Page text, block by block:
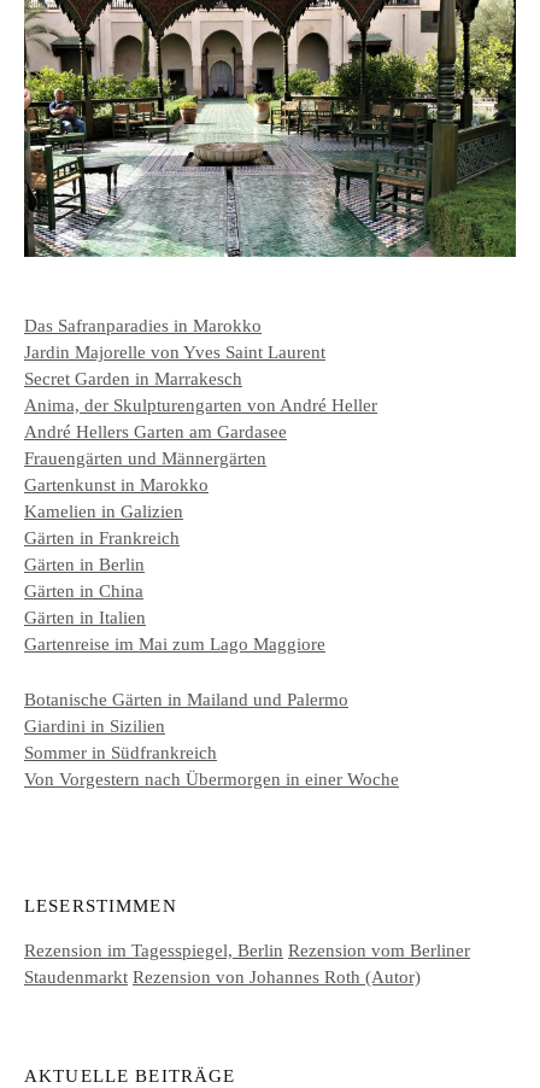
Das Safranparadies in Marokko
Jardin Majorelle von Yves Saint Laurent
Secret Garden in Marrakesch
Anima, der Skulpturengarten von André Heller
André Hellers Garten am Gardasee
Frauengärten und Männergärten
Gartenkunst in Marokko
Kamelien in Galizien
Gärten in Frankreich
Gärten in Berlin
Gärten in China
Gärten in Italien
Gartenreise im Mai zum Lago Maggiore
Botanische Gärten in Mailand und Palermo
Giardini in Sizilien
Sommer in Südfrankreich
Von Vorgestern nach Übermorgen in einer Woche
LESERSTIMMEN
Rezension im Tagesspiegel, Berlin Rezension vom Berliner
Staudenmarkt Rezension von Johannes Roth (Autor)
AKTUELLE BEITRÄGE